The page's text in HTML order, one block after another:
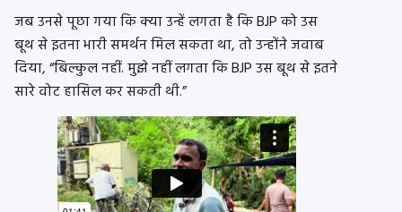
जब उनसे पूछा गया कि क्या उन्हें लगता है कि BJP को उस
बूथ से इतना भारी समर्थन मिल सकता था, तो उन्होंने जवाब
दिया, “बिल्कुल नहीं. मुझे नहीं लगता कि BJP उस बूथ से इतने
सारे वोट हासिल कर सकती थी.”